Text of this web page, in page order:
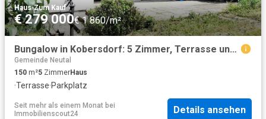
Haus·Zum Kauf
€ 279 000€ 1 860/m²
Bungalow in Kobersdorf: 5 Zimmer, Terrasse und viel Grün
Gemeinde Neutal
150 m²5 ZimmerHaus
·Terrasse·Parkplatz
Seit mehr als einem Monat bei
Immobilienscout24
Details ansehen